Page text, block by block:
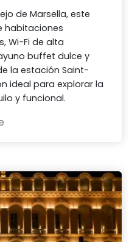
de Marsella, este
habitaciones
Wi-Fi de alta
buffet dulce y
la estación Saint-
ideal para explorar la
y funcional.